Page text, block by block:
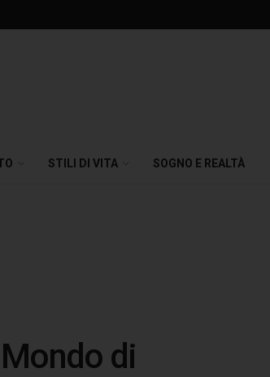
STILI DI VITA SOGNO E REALTÀ
di